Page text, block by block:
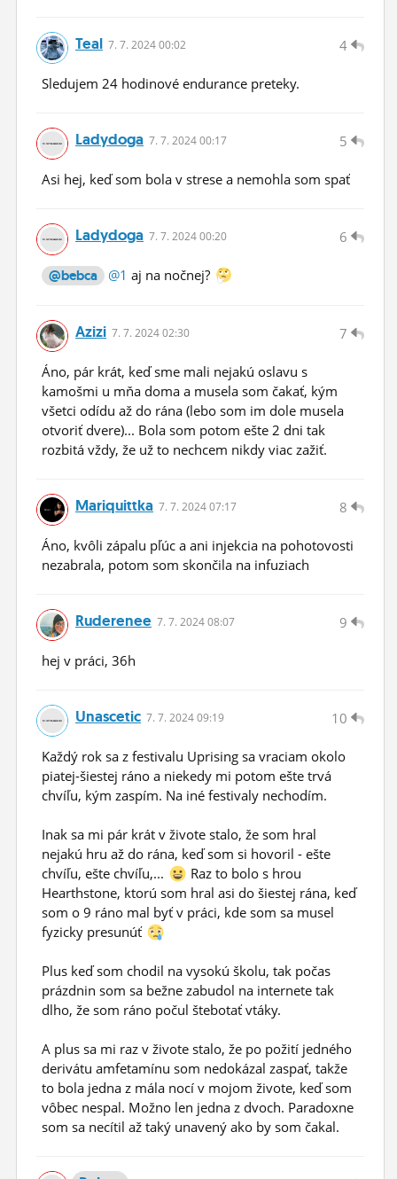
4
Teal 7. 7. 2024 00:02
Sledujem 24 hodinové endurance preteky.
5
Ladydoga 7. 7. 2024 00:17
Asi hej, keď som bola v strese a nemohla som spať
6
Ladydoga 7. 7. 2024 00:20
@bebca @1 aj na nočnej?
7
Azizi 7. 7. 2024 02:30
Áno, pár krát, keď sme mali nejakú oslavu s
kamošmi u mňa doma a musela som čakať, kým
všetci odídu až do rána (lebo som im dole musela
otvoriť dvere)... Bola som potom ešte 2 dni tak
rozbitá vždy, že už to nechcem nikdy viac zažiť.
8
Mariquittka 7. 7. 2024 07:17
Áno, kvôli zápalu pľúc a ani injekcia na pohotovosti
nezabrala, potom som skončila na infuziach
9
Ruderenee 7. 7. 2024 08:07
hej v práci, 36h
10
Unascetic 7. 7. 2024 09:19
Každý rok sa z festivalu Uprising sa vraciam okolo
piatej-šiestej ráno a niekedy mi potom ešte trvá
chvíľu, kým zaspím. Na iné festivaly nechodím.
Inak sa mi pár krát v živote stalo, že som hral
nejakú hru až do rána, keď som si hovoril - ešte
chvíľu, ešte chvíľu,...
Raz to bolo s hrou
Hearthstone, ktorú som hral asi do šiestej rána, keď
som o 9 ráno mal byť v práci, kde som sa musel
fyzicky presunúť
Plus keď som chodil na vysokú školu, tak počas
prázdnin som sa bežne zabudol na internete tak
dlho, že som ráno počul štebotať vtáky.
A plus sa mi raz v živote stalo, že po požití jedného
derivátu amfetamínu som nedokázal zaspať, takže
to bola jedna z mála nocí v mojom živote, keď som
vôbec nespal. Možno len jedna z dvoch. Paradoxne
som sa necítil až taký unavený ako by som čakal.